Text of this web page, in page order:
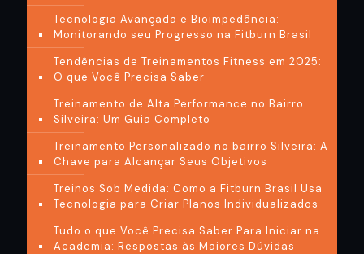
Tecnologia Avançada e Bioimpedância:
Monitorando seu Progresso na Fitburn Brasil
Tendências de Treinamentos Fitness em 2025:
O que Você Precisa Saber
Treinamento de Alta Performance no Bairro
Silveira: Um Guia Completo
Treinamento Personalizado no bairro Silveira: A
Chave para Alcançar Seus Objetivos
Treinos Sob Medida: Como a Fitburn Brasil Usa
Tecnologia para Criar Planos Individualizados
Tudo o que Você Precisa Saber Para Iniciar na
Academia: Respostas às Maiores Dúvidas